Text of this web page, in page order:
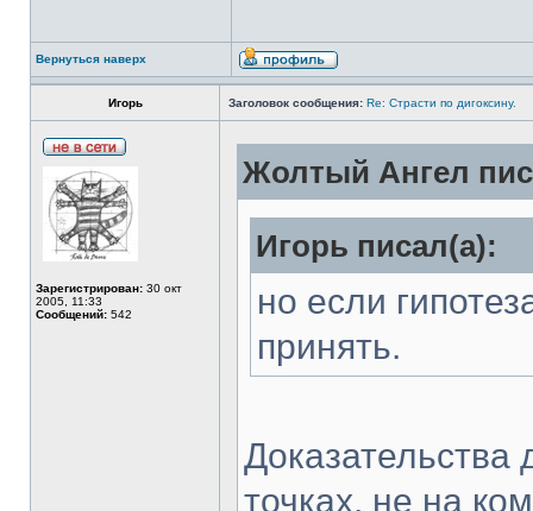
Вернуться наверх
Игорь Заголовок сообщения: Re: Страсти по дигоксину.
Зарегистрирован: 30 окт
2005, 11:33
Сообщений: 542
Жолтый Ангел
Игорь писал(а):
но если
принять.
точках, не на